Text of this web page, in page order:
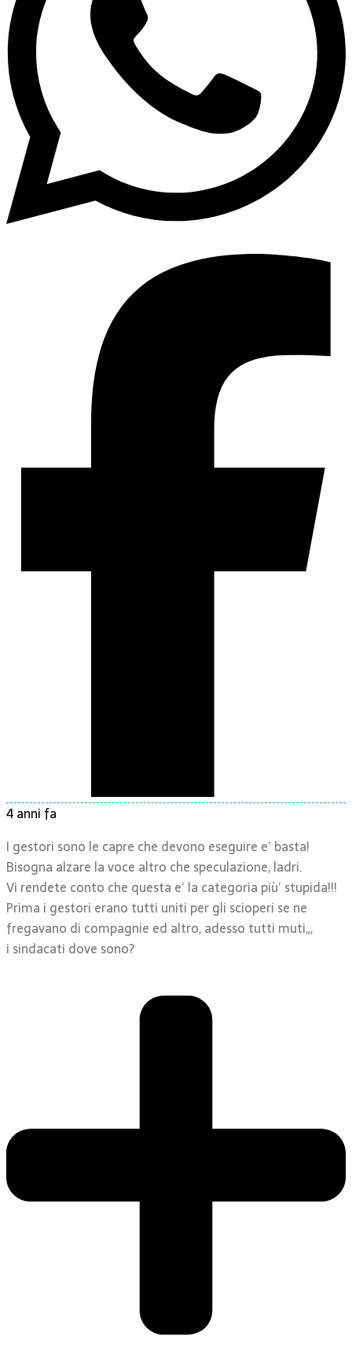
4 anni fa
I gestori sono le capre che devono eseguire e’ basta!
Bisogna alzare la voce altro che speculazione, ladri.
Vi rendete conto che questa e’ la categoria più’ stupida!!!
Prima i gestori erano tutti uniti per gli scioperi se ne
fregavano di compagnie ed altro, adesso tutti muti,,,
i sindacati dove sono?